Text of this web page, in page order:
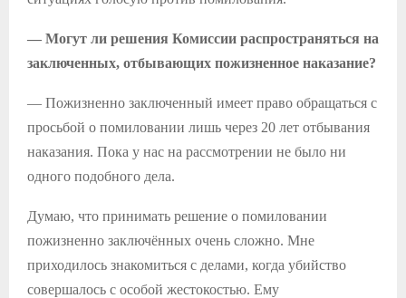
— Могут ли решения Комиссии распространяться на
заключенных, отбывающих пожизненное наказание?
— Пожизненно заключенный имеет право обращаться с
просьбой о помиловании лишь через 20 лет отбывания
наказания. Пока у нас на рассмотрении не было ни
одного подобного дела.
Думаю, что принимать решение о помиловании
пожизненно заключённых очень сложно. Мне
приходилось знакомиться с делами, когда убийство
совершалось с особой жестокостью. Ему